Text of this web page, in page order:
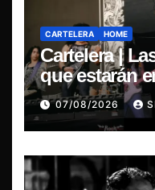
CARTELERA HOME
Cartelera |
que estarán
Violator en
07/08/2026